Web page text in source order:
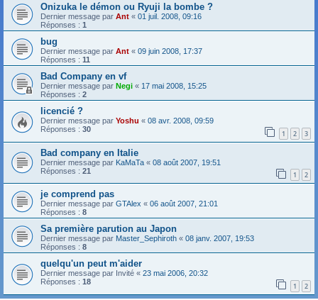
Onizuka le démon ou Ryuji la bombe ?
Dernier message par Ant « 01 juil. 2008, 09:16
Réponses : 1
bug
Dernier message par Ant « 09 juin 2008, 17:37
Réponses : 11
Bad Company en vf
Dernier message par Negi « 17 mai 2008, 15:25
Réponses : 2
licencié ?
Dernier message par Yoshu « 08 avr. 2008, 09:59
Réponses : 30 1 2 3
Bad company en Italie
Dernier message par KaMaTa « 08 août 2007, 19:51
Réponses : 21 1 2
je comprend pas
Dernier message par GTAlex « 06 août 2007, 21:01
Réponses : 8
Sa première parution au Japon
Dernier message par Master_Sephiroth « 08 janv. 2007, 19:53
Réponses : 8
quelqu'un peut m'aider
Dernier message par Invité « 23 mai 2006, 20:32
Réponses : 18 1 2